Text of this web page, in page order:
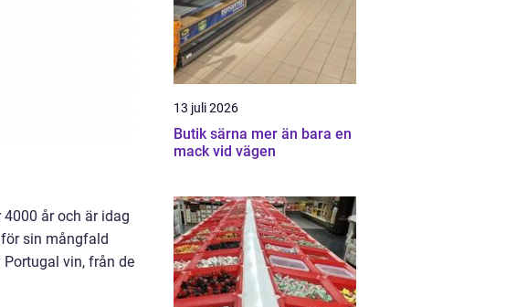
år och är idag
sin mångfald
vin, från de
13 juli 2026
Butik särna mer än bara en
mack vid vägen